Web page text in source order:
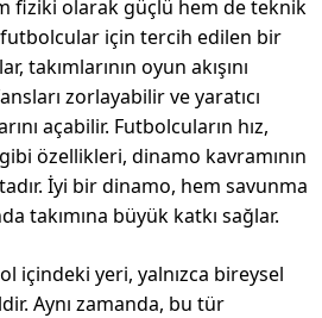
fiziki olarak güçlü hem de teknik
için tercih edilen bir
takımlarının oyun akışını
zorlayabilir ve yaratıcı
açabilir. Futbolcuların hız,
özellikleri, dinamo kavramının
İyi bir dinamo, hem savunma
takımına büyük katkı sağlar.
içindeki yeri, yalnızca bireysel
Aynı zamanda, bu tür